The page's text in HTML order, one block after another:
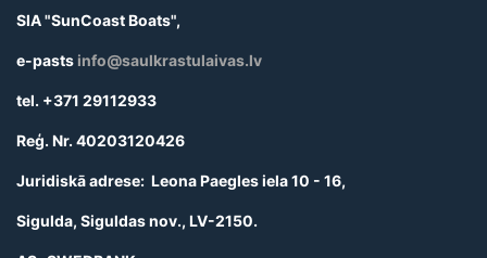
SIA "SunCoast Boats",
e-pasts info@saulkrastulaivas.lv
tel. +371 29112933
Reģ. Nr. 40203120426
Juridiskā adrese: Leona Paegles iela 10 - 16,
Sigulda, Siguldas nov., LV-2150.